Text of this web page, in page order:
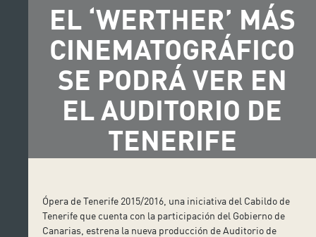
EL ‘WERTHER’ MÁS
CINEMATOGRÁFICO
SE PODRÁ VER EN
EL AUDITORIO DE
TENERIFE
Ópera de Tenerife 2015/2016, una iniciativa del Cabildo de
Tenerife que cuenta con la participación del Gobierno de
Canarias, estrena la nueva producción de Auditorio de